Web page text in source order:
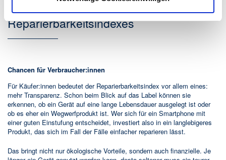
Chancen und Herausforderungen des
Reparierbarkeitsindexes
Chancen für Verbraucher:innen
Für Käufer:innen bedeutet der Reparierbarkeitsindex vor allem eines:
mehr Transparenz. Schon beim Blick auf das Label können sie
erkennen, ob ein Gerät auf eine lange Lebensdauer ausgelegt ist oder
ob es eher ein Wegwerfprodukt ist. Wer sich für ein Smartphone mit
einer guten Einstufung entscheidet, investiert also in ein langlebigeres
Produkt, das sich im Fall der Fälle einfacher reparieren lässt.
Das bringt nicht nur ökologische Vorteile, sondern auch finanzielle. Je